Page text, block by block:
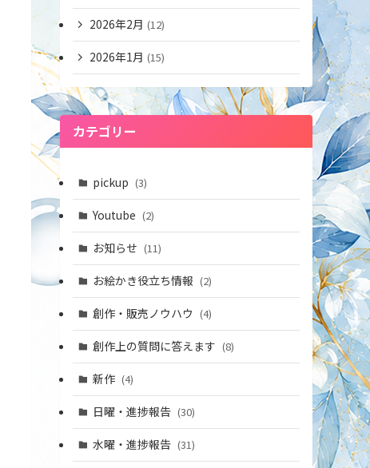
2026年2月 (12)
2026年1月 (15)
カテゴリー
pickup (3)
Youtube (2)
お知らせ (11)
お絵かき役立ち情報 (2)
創作・販売ノウハウ (4)
創作上の質問に答えます (8)
新作 (4)
日曜・進捗報告 (30)
水曜・進捗報告 (31)